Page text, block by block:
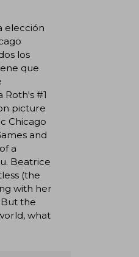
elección
los
que
Roth's #1
picture
Chicago
and
a
Beatrice
(the
with her
the
what